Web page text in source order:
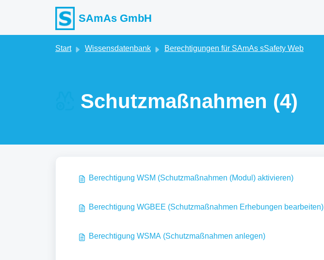
SAmAs GmbH
Start Wissensdatenbank Berechtigungen für SAmAs sSafety Web
Schutzmaßnahmen (4)
Berechtigung WSM (Schutzmaßnahmen (Modul) aktivieren)
Berechtigung WGBEE (Schutzmaßnahmen Erhebungen bearbeiten)
Berechtigung WSMA (Schutzmaßnahmen anlegen)